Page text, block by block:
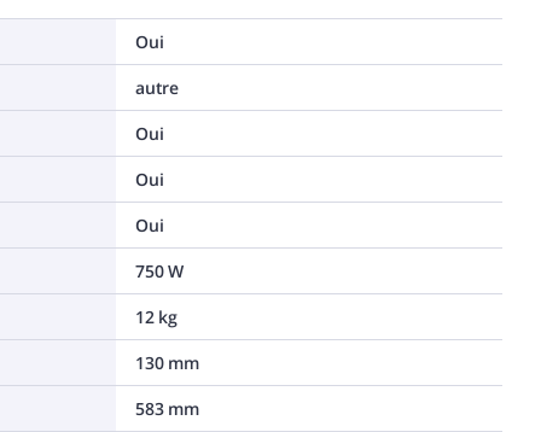
Oui
autre
Oui
Oui
Oui
750 W
12 kg
130 mm
583 mm